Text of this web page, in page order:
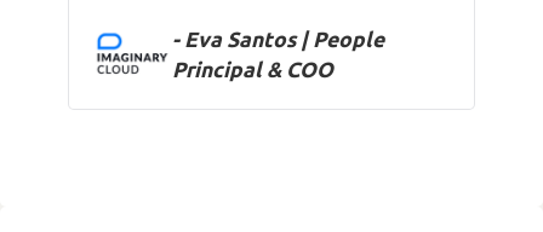
- Eva Santos | People
Principal & COO